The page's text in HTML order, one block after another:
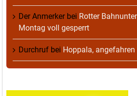
Der Anmerkerbei Rotter
Montag voll gesperrt
Durchruf bei Hoppala, angefahren